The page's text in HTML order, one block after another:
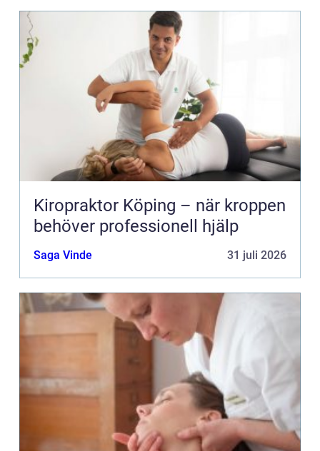
Kiropraktor Köping – när kroppen
behöver professionell hjälp
Saga Vinde 31 juli 2026